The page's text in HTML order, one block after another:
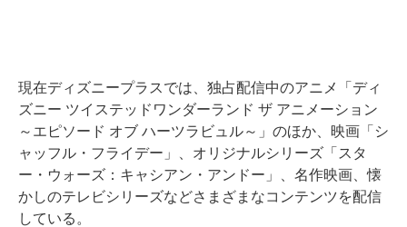
現在ディズニープラスでは、独占配信中のアニメ「ディ
ズニー ツイステッドワンダーランド ザ アニメーション
～エピソード オブ ハーツラビュル～」のほか、映画「シ
ャッフル・フライデー」、オリジナルシリーズ「スタ
ー・ウォーズ：キャシアン・アンドー」、名作映画、懐
かしのテレビシリーズなどさまざまなコンテンツを配信
している。